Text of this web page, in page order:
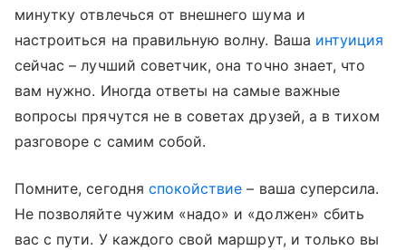
минутку отвлечься от внешнего шума и
настроиться на правильную волну. Ваша интуиция
сейчас – лучший советчик, она точно знает, что
вам нужно. Иногда ответы на самые важные
вопросы прячутся не в советах друзей, а в тихом
разговоре с самим собой.
Помните, сегодня спокойствие – ваша суперсила.
Не позволяйте чужим «надо» и «должен» сбить
вас с пути. У каждого свой маршрут, и только вы